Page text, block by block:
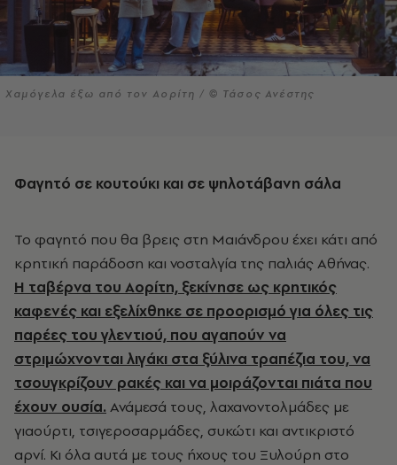
Χαμόγελα έξω από τον Αορίτη / © Τάσος Ανέστης
Φαγητό σε κουτούκι και σε ψηλοτάβανη σάλα
Το φαγητό που θα βρεις στη Μαιάνδρου έχει κάτι από
κρητική παράδοση και νοσταλγία της παλιάς Αθήνας.
Η ταβέρνα του Αορίτη, ξεκίνησε ως κρητικός
καφενές και εξελίχθηκε σε προορισμό για όλες τις
παρέες του γλεντιού, που αγαπούν να
στριμώχνονται λιγάκι στα ξύλινα τραπέζια του, να
τσουγκρίζουν ρακές και να μοιράζονται πιάτα που
έχουν ουσία. Ανάμεσά τους, λαχανοντολμάδες με
γιαούρτι, τσιγεροσαρμάδες, συκώτι και αντικριστό
αρνί. Κι όλα αυτά με τους ήχους του Ξυλούρη στο